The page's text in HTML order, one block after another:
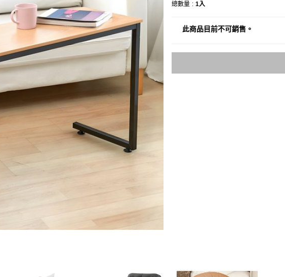
總數量 : 1入
此商品目前不可銷售。